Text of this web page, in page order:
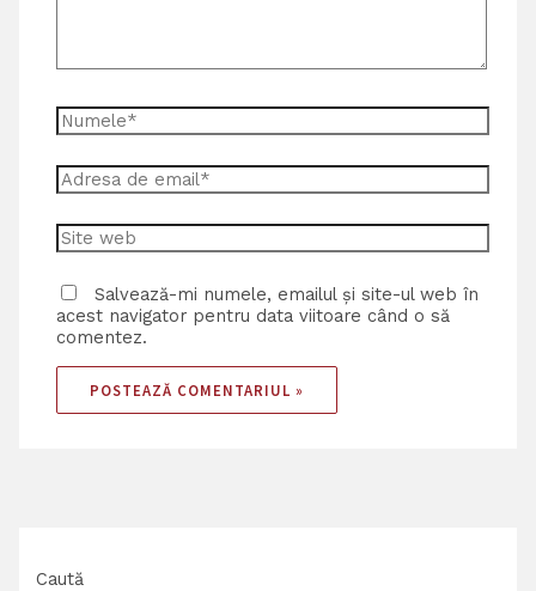
Salvează-mi numele, emailul și site-ul web în
acest navigator pentru data viitoare când o să
comentez.
Caută